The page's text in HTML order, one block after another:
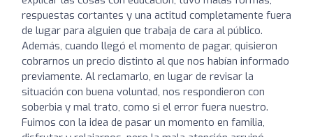
respuestas cortantes y una actitud completamente fuera
de lugar para alguien que trabaja de cara al público.
Además, cuando llegó el momento de pagar, quisieron
cobrarnos un precio distinto al que nos habían informado
previamente. Al reclamarlo, en lugar de revisar la
situación con buena voluntad, nos respondieron con
soberbia y mal trato, como si el error fuera nuestro.
Fuimos con la idea de pasar un momento en familia,